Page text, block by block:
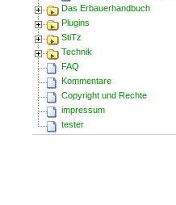
Das Erbauerhandbuch
Plugins
StiTz
Technik
FAQ
Kommentare
Copyright und Rechte
impressum
tester